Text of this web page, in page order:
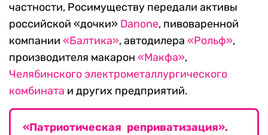
частности, Росимуществу передали активы
российской «дочки» Danone, пивоваренной
компании «Балтика», автодилера «Рольф»,
производителя макарон «Макфа»,
Челябинского электрометаллургического
комбината и других предприятий.
«Патриотическая реприватизация».